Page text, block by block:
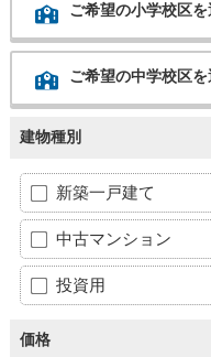
ご希望の小学校区
ご希望の中学校区
建物種別
新築一戸建て
中古マンション
投資用
価格